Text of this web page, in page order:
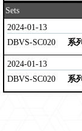
Sets
2024-01-13
DBVS-SC020
系
2024-01-13
DBVS-SC020
系